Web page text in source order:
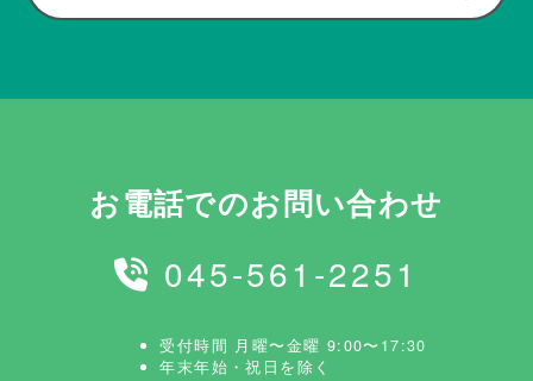
お電話でのお問い合わせ
045-561-2251
受付時間 月曜〜金曜 9:00〜17:30
年末年始・祝日を除く